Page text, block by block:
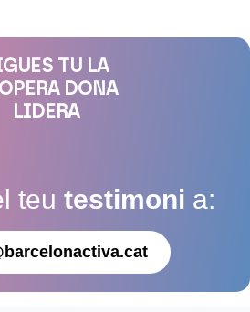
TU LA
DONA
LIDERA
teu testimoni a: